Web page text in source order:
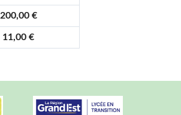
200,00 €
11,00 €